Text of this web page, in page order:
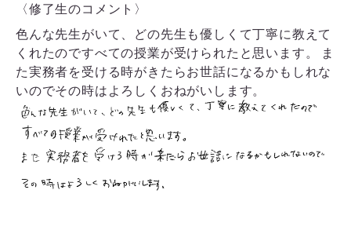
〈修了生のコメント〉
色んな先生がいて、どの先生も優しくて丁寧に教えて
くれたのですべての授業が受けられたと思います。 ま
た実務者を受ける時がきたらお世話になるかもしれな
いのでその時はよろしくおねがいします。